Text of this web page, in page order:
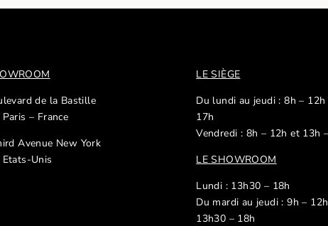
de la Bastille
– France
Avenue New York
Unis
LE SIÈGE
Du lundi au jeudi : 8h –
17h
Vendredi : 8h – 12h et 13h
LE SHOWROOM
Lundi : 13h30 – 18h
Du mardi au jeudi : 9h –
13h30 – 18h